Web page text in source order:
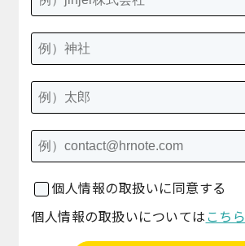
個人情報の取扱いに同意する
個人情報の取扱いについては こちら